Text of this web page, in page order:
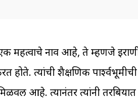
एक महत्वाचे नाव आहे, ते म्हणजे
होते. त्यांची शैक्षणिक
आहे. त्यानंतर त्यांनी तरबियात